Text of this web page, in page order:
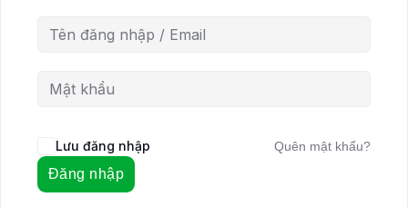
Lưu đăng nhập Quên mật khẩu?
Đăng nhập